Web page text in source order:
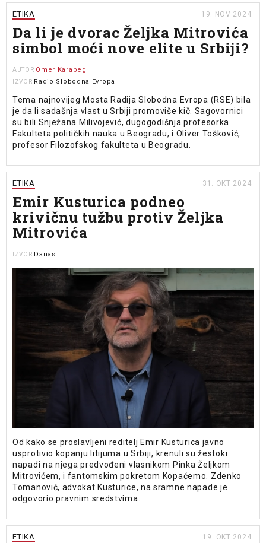
ETIKA 19. NOV 2024.
Da li je dvorac Željka Mitrovića
simbol moći nove elite u Srbiji?
AUTOR Omer Karabeg
IZVOR Radio Slobodna Evropa
Tema najnovijeg Mosta Radija Slobodna Evropa (RSE) bila
je da li sadašnja vlast u Srbiji promoviše kič. Sagovornici
su bili Snježana Milivojević, dugogodišnja profesorka
Fakulteta političkih nauka u Beogradu, i Oliver Tošković,
profesor Filozofskog fakulteta u Beogradu.
ETIKA 31. OKT 2024.
Emir Kusturica podneo
krivičnu tužbu protiv Željka
Mitrovića
IZVOR Danas
Od kako se proslavljeni reditelj Emir Kusturica javno
usprotivio kopanju litijuma u Srbiji, krenuli su žestoki
napadi na njega predvođeni vlasnikom Pinka Željkom
Mitrovićem, i fantomskim pokretom Kopaćemo. Zdenko
Tomanović, advokat Kusturice, na sramne napade je
odgovorio pravnim sredstvima.
ETIKA 19. OKT 2024.